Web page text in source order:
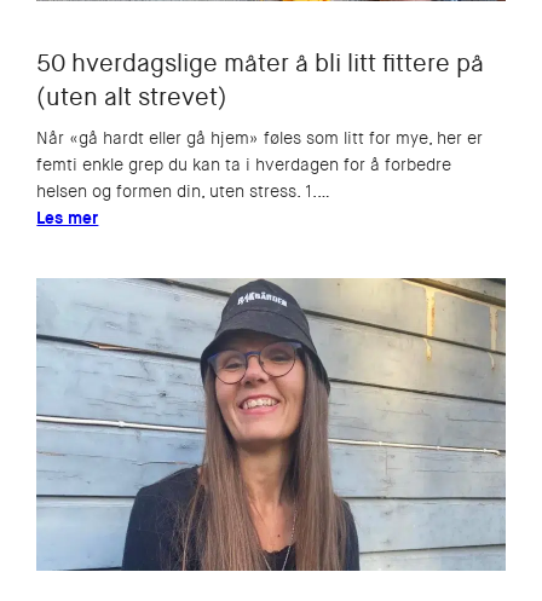
50 hverdagslige måter å bli litt fittere på
(uten alt strevet)
Når «gå hardt eller gå hjem» føles som litt for mye, her er
femti enkle grep du kan ta i hverdagen for å forbedre
helsen og formen din, uten stress. 1.…
Les mer